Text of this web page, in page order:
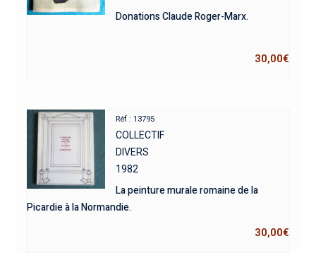
Donations Claude Roger-Marx.
30,00€
Réf : 13795
COLLECTIF
DIVERS
1982
La peinture murale romaine de la
Picardie à la Normandie.
30,00€